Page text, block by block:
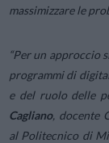
massimizzare le
“Per un approccio
programmi di
e del ruolo delle
Cagliano, docente
al Politecnico di